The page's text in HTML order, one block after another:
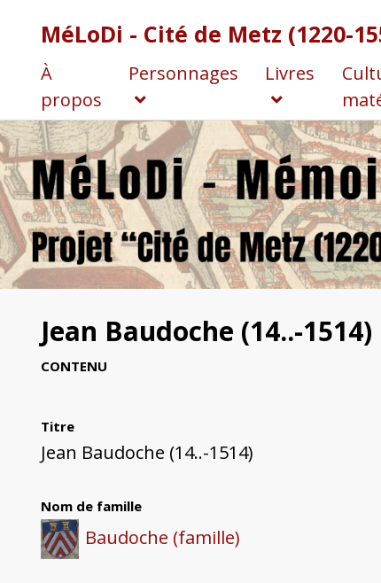
MéLoDi - Cité de Metz (1220-
À
propos
Personnages Livres
Jean Baudoche (14..-1514)
CONTENU
Titre
Jean Baudoche (14..-1514)
Nom de famille
Baudoche (famille)